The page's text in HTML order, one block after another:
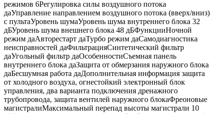
режимов 6Регулировка силы воздушного потока
даУправление направлением воздушного потока (вверх/вниз)
с пультаУровень шумаУровень шума внутреннего блока 32
дБУровень шума внешнего блока 48 дБФункцииНочной
режим даАвторестарт даТурбо режим даСамодиагностика
неисправностей даФильтрацияСинтетический фильтр
даУгольный фильтр даОсобенностиСъемная панель
внутреннего блока даЗащита от обмерзания наружного блока
даБесшумная работа даДополнительная информация защита
от холодного воздуха, огнестойкий электронный блок
управления, два варианта подключения дренажного
трубопровода, защита вентилей наружного блокаФреоновые
магистралиМаксимальный перепад высоты магистрали 10